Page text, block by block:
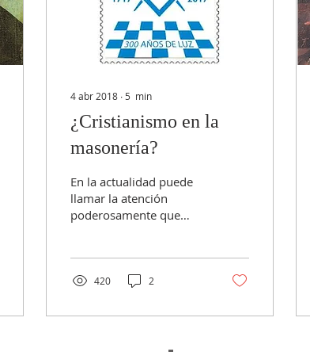
4 abr 2018 ∙ 5 min
¿Cristianismo en la
masonería?
En la actualidad puede
llamar la atención
poderosamente que
la... 420 2